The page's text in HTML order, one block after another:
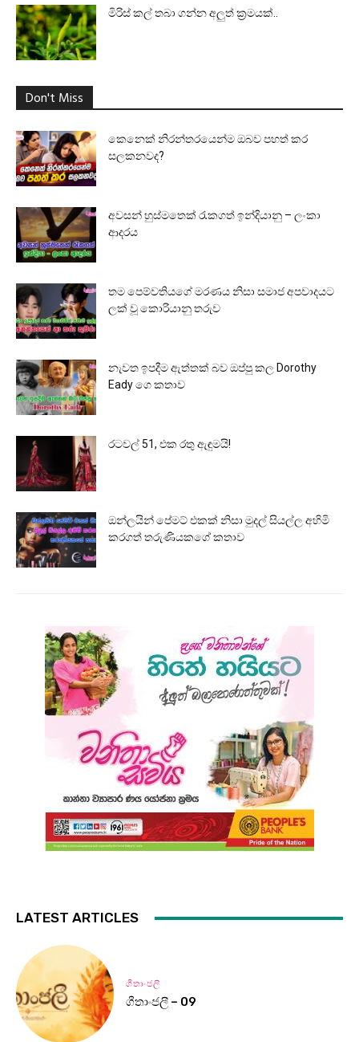
මිරිස් කල් තබා ගන්න අලුත් ක්‍රමයක්..
Don't Miss
කෙනෙක් නිරන්තරයෙන්ම ඔබව පහත් කර
සලකනවද?
අවසන් හුස්මතෙක් රැකගත් ඉන්දියානු – ලංකා
ආදරය
තම පෙම්වතියගේ මරණය නිසා සමාජ අපවාදයට
ලක් වූ කොරියානු තරුව
නැවත ඉපදීම ඇත්තක් බව ඔප්පු කල Dorothy
Eady ගෙ කතාව
රටවල් 51, එක රතු ඇඳුමයි!
ඔන්ලයින් පේමට් එකක් නිසා මුදල් සියල්ල අහිමි
කරගත් තරුණියකගේ කතාව
LATEST ARTICLES
ගීතාංජලී
ගීතාංජලී – 09